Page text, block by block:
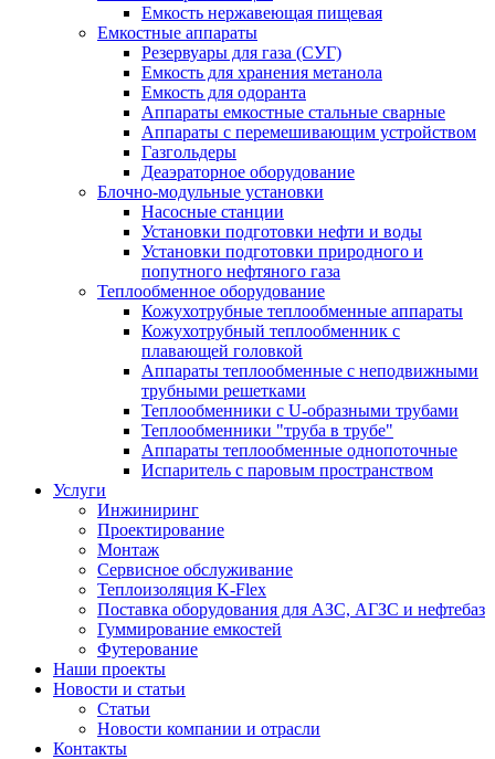
Емкость нержавеющая пищевая
Емкостные аппараты
Резервуары для газа (СУГ)
Емкость для хранения метанола
Емкость для одоранта
Аппараты емкостные стальные сварные
Аппараты с перемешивающим устройством
Газгольдеры
Деаэраторное оборудование
Блочно-модульные установки
Насосные станции
Установки подготовки нефти и воды
Установки подготовки природного и
попутного нефтяного газа
Теплообменное оборудование
Кожухотрубные теплообменные аппараты
Кожухотрубный теплообменник с
плавающей головкой
Аппараты теплообменные с неподвижными
трубными решетками
Теплообменники с U-образными трубами
Теплообменники "труба в трубе"
Аппараты теплообменные однопоточные
Испаритель с паровым пространством
Услуги
Инжиниринг
Проектирование
Монтаж
Сервисное обслуживание
Теплоизоляция K-Flex
Поставка оборудования для АЗС, АГЗС и нефтебаз
Гуммирование емкостей
Футерование
Наши проекты
Новости и статьи
Статьи
Новости компании и отрасли
Контакты